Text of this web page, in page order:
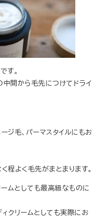
す。
間から毛先につけてドライ
ジ毛、パーマスタイルにもお
程よく毛先がまとまります。
ムとしても最高級なものに
クリームとしても実際にお